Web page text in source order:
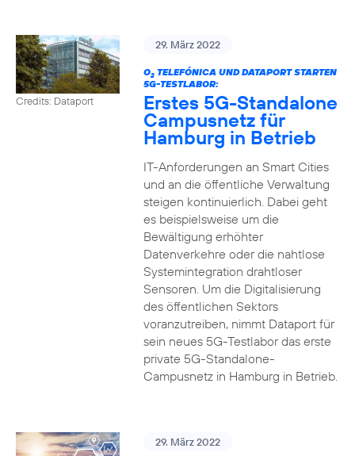
Credits: Dataport
29. März 2022
O2TELEFÓNICA UND DATAPORT STARTEN
5G-TESTLABOR:
Erstes 5G-Standalone
Campusnetz für
Hamburg in Betrieb
IT-Anforderungen an Smart Cities
und an die öffentliche Verwaltung
steigen kontinuierlich. Dabei geht
es beispielsweise um die
Bewältigung erhöhter
Datenverkehre oder die nahtlose
Systemintegration drahtloser
Sensoren. Um die Digitalisierung
des öffentlichen Sektors
voranzutreiben, nimmt Dataport für
sein neues 5G-Testlabor das erste
private 5G-Standalone-
Campusnetz in Hamburg in Betrieb.
29. März 2022